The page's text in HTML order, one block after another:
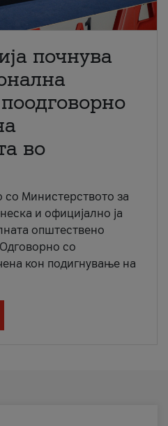
почнува
во
со Министерството за
и официјално ја
општествено
со
кон подигнување на